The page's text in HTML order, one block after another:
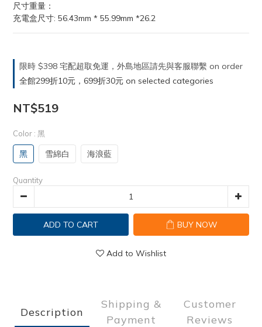
尺寸重量：
充電盒尺寸: 56.43mm * 55.99mm *26.2
限時 $398 宅配超取免運，外島地區請先與客服聯繫 on order
全館299折10元，699折30元 on selected categories
NT$519
Color : 黑
黑 雪綿白 海浪藍
Quantity
ADD TO CART BUY NOW
Add to Wishlist
Description
Shipping &
Payment
Customer
Reviews